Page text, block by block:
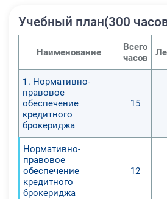
формировать
ссуд, включая
модели.
кредитных
Учебный план(300
Наименование
Всего
часов
1 . Нормативно-
правовое
обеспечение
кредитного
брокериджа
15
Нормативно-
правовое
обеспечение
кредитного
брокериджа
12